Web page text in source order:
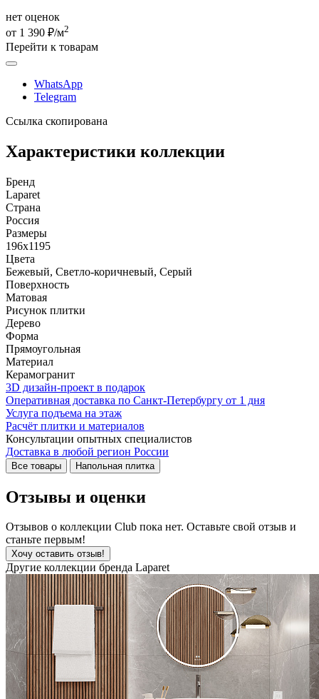
нет оценок
от 1 390 ₽/м2
Перейти к товарам
WhatsApp
Telegram
Ссылка скопирована
Характеристики коллекции
Бренд
Laparet
Страна
Россия
Размеры
196x1195
Цвета
Бежевый, Светло-коричневый, Серый
Поверхность
Матовая
Рисунок плитки
Дерево
Форма
Прямоугольная
Материал
Керамогранит
3D дизайн-проект в подарок
Оперативная доставка по Санкт-Петербургу от 1 дня
Услуга подъема на этаж
Расчёт плитки и материалов
Консультации опытных специалистов
Доставка в любой регион России
Все товары Напольная плитка
Отзывы и оценки
Отзывов о коллекции Club пока нет. Оставьте свой отзыв и
станьте первым!
Хочу оставить отзыв!
Другие коллекции бренда Laparet